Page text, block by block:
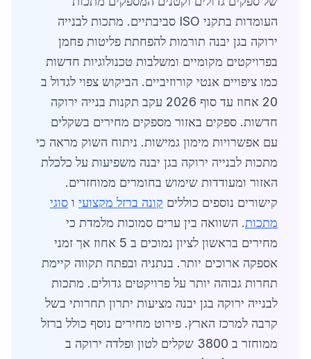
העומדות בתקני ISO סביבתיים. מתכות לבנייה
ירוקה בגן יבנה תורמות להפחתת פליטות פחמן
בפרויקטים מקומיים ומשלבות טכנולוגיות חדשות
כמו ציפויים אנטי קורוזיביים. הביקוש צפוי לגדול ב
20 אחוז עד סוף 2026 עקב תקנות בנייה ירוקה
חדשות. ספקים באזור מספקים מחירים בשקלים
עם אפשרויות מימון גמישות. ניתוח השוק מראה כי
מתכות לבנייה ירוקה בגן יבנה משפיעות על כלכלת
האזור ומעודדות שימוש בחומרים ממוחזרים.
קישורים נוספים כוללים קונה ברזל מקצועי ו סוגי
מתכות. השוואה בין ערים סמוכות מלמדת כי
מחירים בראשון לציון נמוכים ב 5 אחוז אך זמני
אספקה ארוכים יותר. בנתניה ובפתח תקווה קיימת
תחרות גבוהה יותר על פרויקטים גדולים. מתכות
לבנייה ירוקה בגן יבנה מציעות יתרון תחרותי בשל
קרבה למרכז הארץ. פירוט מחירים נוסף כולל ברזל
ממוחזר ב 3800 שקלים לטון ופלדה ירוקה ב